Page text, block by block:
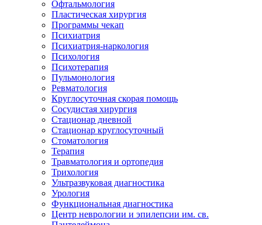
Офтальмология
Пластическая хирургия
Программы чекап
Психиатрия
Психиатрия-наркология
Психология
Психотерапия
Пульмонология
Ревматология
Круглосуточная скорая помощь
Сосудистая хирургия
Стационар дневной
Стационар круглосуточный
Стоматология
Терапия
Травматология и ортопедия
Трихология
Ультразвуковая диагностика
Урология
Функциональная диагностика
Центр неврологии и эпилепсии им. св.